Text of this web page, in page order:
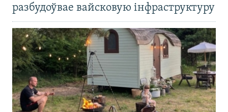
разбудоўвае вайсковую інфраструктуру